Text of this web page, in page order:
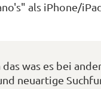
als iPhone/
was es bei
neuartige